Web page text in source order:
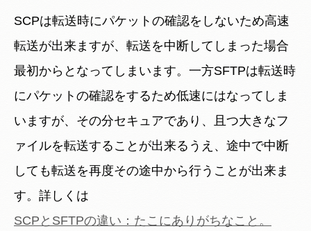
SCPは転送時にパケットの確認をしないため高速
転送が出来ますが、転送を中断してしまった場合
最初からとなってしまいます。一方SFTPは転送時
にパケットの確認をするため低速にはなってしま
いますが、その分セキュアであり、且つ大きなフ
ァイルを転送することが出来るうえ、途中で中断
しても転送を再度その途中から行うことが出来ま
す。詳しくは
SCPとSFTPの違い：たこにありがちなこと。